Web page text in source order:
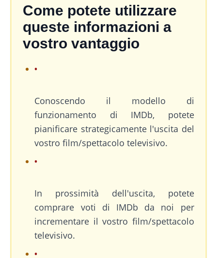
Come potete utilizzare
queste informazioni a
vostro vantaggio
Conoscendo il modello di
funzionamento di IMDb, potete
pianificare strategicamente l'uscita del
vostro film/spettacolo televisivo.
In prossimità dell'uscita, potete
comprare voti di IMDb da noi per
incrementare il vostro film/spettacolo
televisivo.